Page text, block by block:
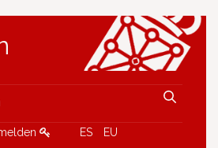
ES EU